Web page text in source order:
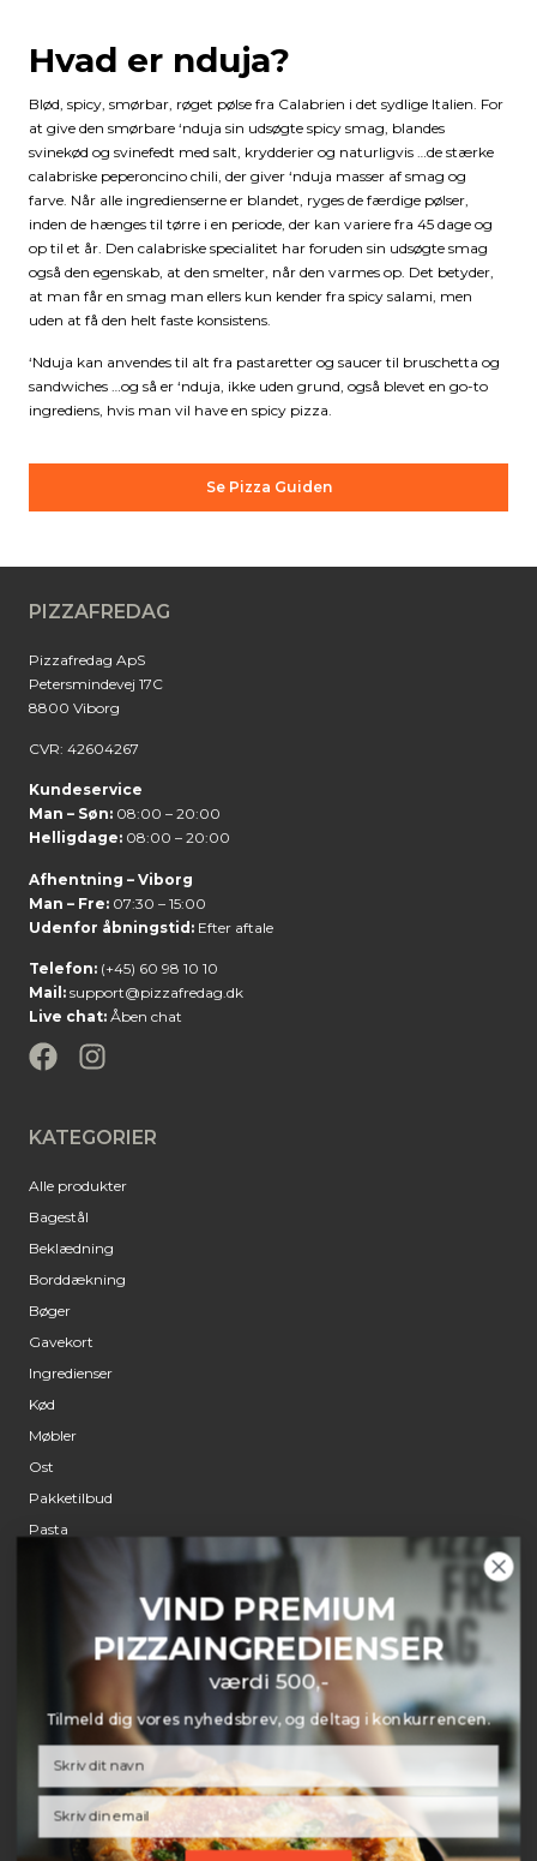
Hvad er nduja?
Blød, spicy, smørbar, røget pølse fra Calabrien i det sydlige Italien. For
at give den smørbare ‘nduja sin udsøgte spicy smag, blandes
svinekød og svinefedt med salt, krydderier og naturligvis …de stærke
calabriske peperoncino chili, der giver ‘nduja masser af smag og
farve. Når alle ingredienserne er blandet, ryges de færdige pølser,
inden de hænges til tørre i en periode, der kan variere fra 45 dage og
op til et år. Den calabriske specialitet har foruden sin udsøgte smag
også den egenskab, at den smelter, når den varmes op. Det betyder,
at man får en smag man ellers kun kender fra spicy salami, men
uden at få den helt faste konsistens.
‘Nduja kan anvendes til alt fra pastaretter og saucer til bruschetta og
sandwiches …og så er ‘nduja, ikke uden grund, også blevet en go-to
ingrediens, hvis man vil have en spicy pizza.
Se Pizza Guiden
PIZZAFREDAG
Pizzafredag ApS
Petersmindevej 17C
8800 Viborg
CVR: 42604267
Kundeservice
Man – Søn: 08:00 – 20:00
Helligdage: 08:00 – 20:00
Afhentning – Viborg
Man – Fre: 07:30 – 15:00
Udenfor åbningstid: Efter aftale
Telefon: (+45) 60 98 10 10
Mail: support@pizzafredag.dk
Live chat: Åben chat
KATEGORIER
Alle produkter
Bagestål
Beklædning
Borddækning
Bøger
Gavekort
Ingredienser
Kød
Møbler
Ost
Pakketilbud
Pasta
KUNDESERVICE
Prismatch
Retur
VIND PREMIUM
PIZZAINGREDIENSER
værdi 500,-
Tilmeld dig vores nyhedsbrev, og deltag i konkurrencen.